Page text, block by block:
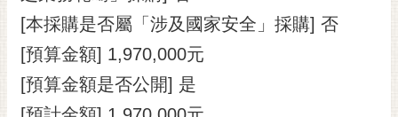
語
隱
私
權
[本採購是否屬「涉及國家安全」採購] 否
[預算金額] 1,970,000元
[預算金額是否公開] 是